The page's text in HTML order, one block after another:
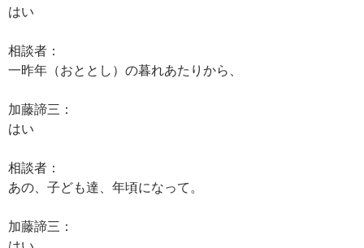
はい
相談者：
一昨年（おととし）の暮れあたりから、
加藤諦三：
はい
相談者：
あの、子ども達、年頃になって。
加藤諦三：